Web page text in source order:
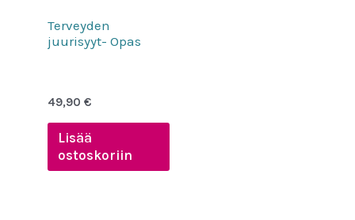
Terveyden
juurisyyt- Opas
49,90€
Lisää
ostoskoriin